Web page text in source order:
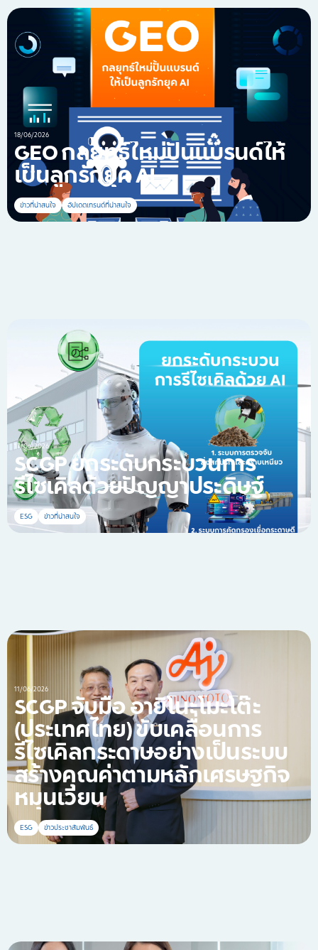
18/06/2026
GEO กลยุทธ์ใหม่ปั้นแบรนด์ให้
เป็นลูกรักยุค AI
ข่าวที่น่าสนใจ อัปเดตเทรนด์ที่น่าสนใจ
17/06/2026
SCGP ยกระดับกระบวนการ
รีไซเคิลด้วยปัญญาประดิษฐ์
ESG ข่าวที่น่าสนใจ
11/06/2026
SCGP จับมือ อายิโนะโมะโต๊ะ
(ประเทศไทย) ขับเคลื่อนการ
รีไซเคิลกระดาษอย่างเป็นระบบ
สร้างคุณค่าตามหลักเศรษฐกิจ
หมุนเวียน
ESG ข่าวประชาสัมพันธ์